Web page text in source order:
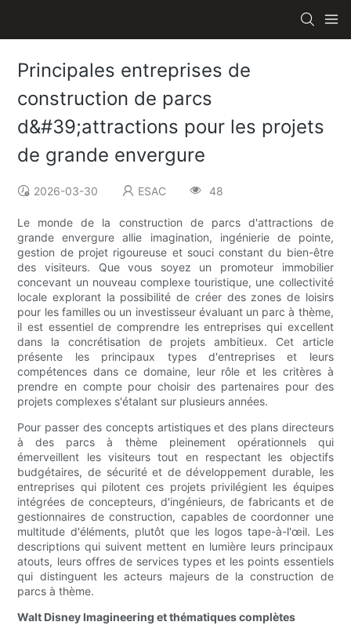
Principales entreprises de
construction de parcs
d&#39;attractions pour les projets
de grande envergure
2026-03-30 ESAC 48
Le monde de la construction de parcs d'attractions de
grande envergure allie imagination, ingénierie de pointe,
gestion de projet rigoureuse et souci constant du bien-être
des visiteurs. Que vous soyez un promoteur immobilier
concevant un nouveau complexe touristique, une collectivité
locale explorant la possibilité de créer des zones de loisirs
pour les familles ou un investisseur évaluant un parc à thème,
il est essentiel de comprendre les entreprises qui excellent
dans la concrétisation de projets ambitieux. Cet article
présente les principaux types d'entreprises et leurs
compétences dans ce domaine, leur rôle et les critères à
prendre en compte pour choisir des partenaires pour des
projets complexes s'étalant sur plusieurs années.
Pour passer des concepts artistiques et des plans directeurs
à des parcs à thème pleinement opérationnels qui
émerveillent les visiteurs tout en respectant les objectifs
budgétaires, de sécurité et de développement durable, les
entreprises qui pilotent ces projets privilégient les équipes
intégrées de concepteurs, d'ingénieurs, de fabricants et de
gestionnaires de construction, capables de coordonner une
multitude d'éléments, plutôt que les logos tape-à-l'œil. Les
descriptions qui suivent mettent en lumière leurs principaux
atouts, leurs offres de services types et les points essentiels
qui distinguent les acteurs majeurs de la construction de
parcs à thème.
Walt Disney Imagineering et thématiques complètes